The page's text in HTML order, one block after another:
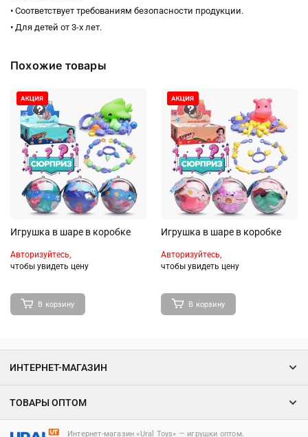
• Соответствует требованиям безопасности продукции.
• Для детей от 3-х лет.
Похожие товары
Игрушка в шаре в коробке
Авторизуйтесь,
чтобы увидеть цену
В корзину
Игрушка в шаре в коробке
Авторизуйтесь,
чтобы увидеть цену
В корзину
Интернет-магазин «Ural Toys» ― игрушки оптом.
ИНТЕРНЕТ-МАГАЗИН
ТОВАРЫ ОПТОМ